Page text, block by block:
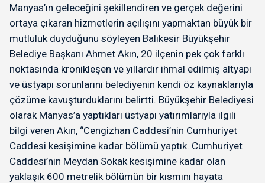
Manyas’ın geleceğini şekillendiren ve gerçek değerini
ortaya çıkaran hizmetlerin açılışını yapmaktan büyük bir
mutluluk duyduğunu söyleyen Balıkesir Büyükşehir
Belediye Başkanı Ahmet Akın, 20 ilçenin pek çok farklı
noktasında kronikleşen ve yıllardır ihmal edilmiş altyapı
ve üstyapı sorunlarını belediyenin kendi öz kaynaklarıyla
çözüme kavuşturduklarını belirtti. Büyükşehir Belediyesi
olarak Manyas’a yaptıkları üstyapı yatırımlarıyla ilgili
bilgi veren Akın, “Cengizhan Caddesi’nin Cumhuriyet
Caddesi kesişimine kadar bölümü yaptık. Cumhuriyet
Caddesi’nin Meydan Sokak kesişimine kadar olan
yaklaşık 600 metrelik bölümün bir kısmını hayata